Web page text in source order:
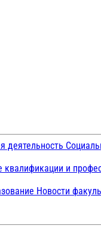
деятельность
и
Новости